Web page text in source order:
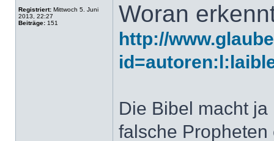
Registriert: Mittwoch 5. Juni
2013, 22:27
Beiträge: 151 Woran
http://
Die Bibel macht
falsche